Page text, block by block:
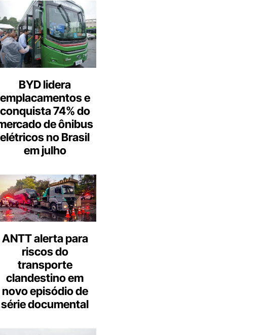
BYD lidera
emplacamentos e
conquista 74% do
de ônibus
elétricos no Brasil
em julho
ANTT alerta para
riscos do
transporte
clandestino em
novo episódio de
série documental